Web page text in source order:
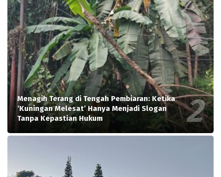
Menagih Terang di Tengah Pembiaran: Ketika
‘Kuningan Melesat’ Hanya Menjadi Slogan
Tanpa Kepastian Hukum